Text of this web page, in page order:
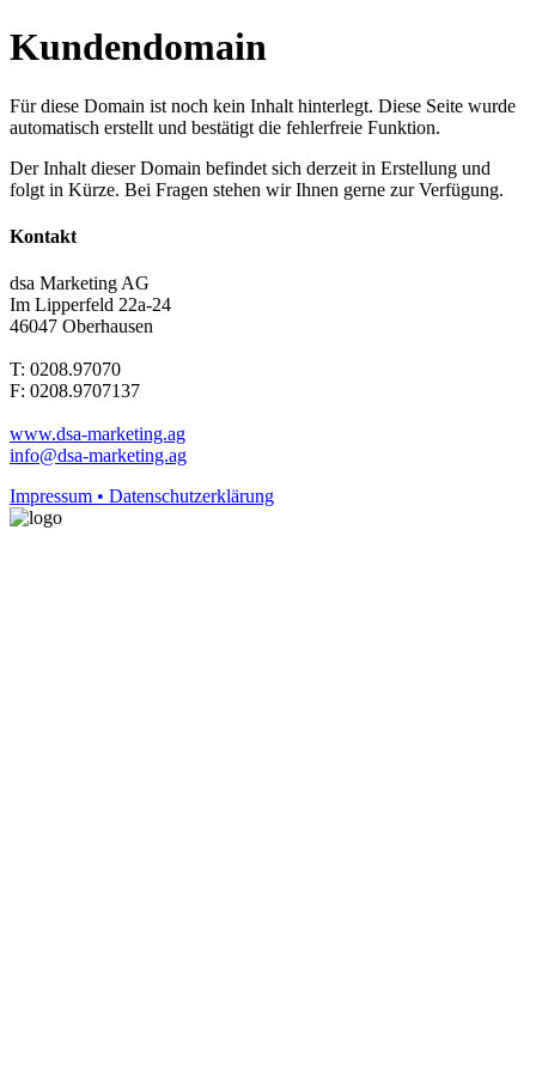
Kundendomain
Für diese Domain ist noch kein Inhalt hinterlegt. Diese Seite wurde
automatisch erstellt und bestätigt die fehlerfreie Funktion.
Der Inhalt dieser Domain befindet sich derzeit in Erstellung und
folgt in Kürze. Bei Fragen stehen wir Ihnen gerne zur Verfügung.
Kontakt
dsa Marketing AG
Im Lipperfeld 22a-24
46047 Oberhausen
T: 0208.97070
F: 0208.9707137
www.dsa-marketing.ag
info@dsa-marketing.ag
Impressum • Datenschutzerklärung